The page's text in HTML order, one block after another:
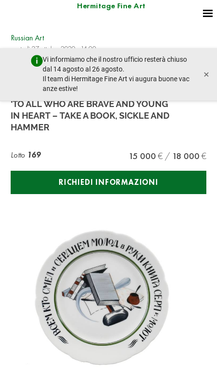
Hermitage Fine Art
Vi informiamo che il nostro ufficio resterà chiuso
dal 14 agosto al 26 agosto.
Il team di Hermitage Fine Art vi augura buone vac
anze estive!
×
Russian Art
martedì 27 ottobre 2020 - 14:00
lotto precedente lotto prossimo
SOVIET PORCELAIN PROPAGANDA PLATE
‘TO ALL WHO ARE BRAVE AND YOUNG
IN HEART – TAKE A BOOK, SICKLE AND
HAMMER
Lotto 169 15 000 18 000
RICHIEDI INFORMAZIONI